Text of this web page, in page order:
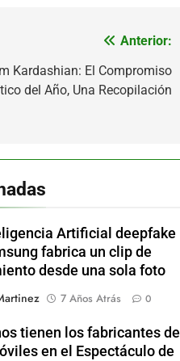
Anterior:
Kardashian: El Compromiso
del Año, Una Recopilación
Artificial deepfake
fabrica un clip de
desde una sola foto
7 Años Atrás 0
tienen los fabricantes de
en el Espectáculo de